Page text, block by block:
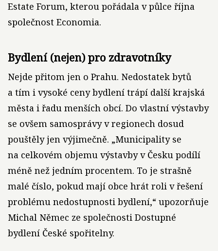
Estate Forum, kterou pořádala v půlce října
společnost Economia.
Bydlení (nejen) pro zdravotníky
Nejde přitom jen o Prahu. Nedostatek bytů
a tím i vysoké ceny bydlení trápí další krajská
města i řadu menších obcí. Do vlastní výstavby
se ovšem samosprávy v regionech dosud
pouštěly jen výjimečně. „Municipality se
na celkovém objemu výstavby v Česku podílí
méně než jedním procentem. To je strašně
malé číslo, pokud mají obce hrát roli v řešení
problému nedostupnosti bydlení,“ upozorňuje
Michal Němec ze společnosti Dostupné
bydlení České spořitelny.